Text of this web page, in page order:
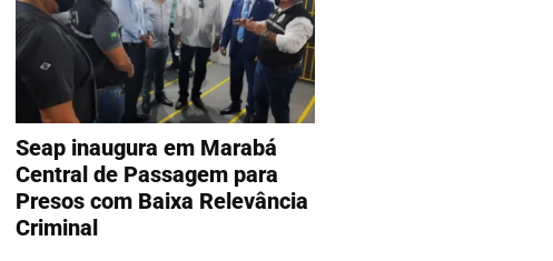
Seap inaugura em Marabá
Central de Passagem para
Presos com Baixa Relevância
Criminal